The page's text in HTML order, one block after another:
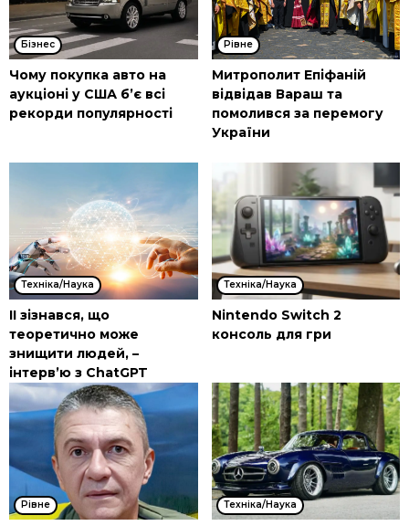
Бізнес
Чому покупка авто на
аукціоні у США б’є всі
рекорди популярності
Рівне
Митрополит Епіфаній
відвідав Вараш та
помолився за перемогу
України
Техніка/Наука
ІІ зізнався, що
теоретично може
знищити людей, –
інтерв’ю з ChatGPT
Техніка/Наука
Nintendo Switch 2
консоль для гри
Рівне Техніка/Наука